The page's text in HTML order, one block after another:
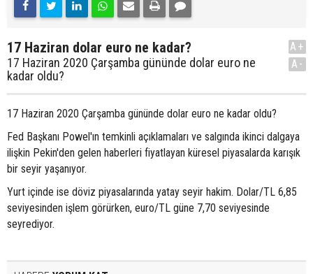
17 Haziran dolar euro ne kadar?
17 Haziran 2020 Çarşamba gününde dolar euro ne
kadar oldu?
A+
A-
17 Haziran 2020 Çarşamba gününde dolar euro ne kadar oldu?
Fed Başkanı Powel'ın temkinli açıklamaları ve salgında ikinci dalgaya
ilişkin Pekin'den gelen haberleri fiyatlayan küresel piyasalarda karışık
bir seyir yaşanıyor.
Yurt içinde ise döviz piyasalarında yatay seyir hakim. Dolar/TL 6,85
seviyesinden işlem görürken, euro/TL güne 7,70 seviyesinde
seyrediyor.